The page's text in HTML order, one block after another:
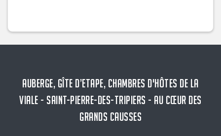
AUBERGE, GÎTE D’ETAPE, CHAMBRES D'HÔTES DE LA
VIALE - SAINT-PIERRE-DES-TRIPIERS - AU CŒUR DES
GRANDS CAUSSES